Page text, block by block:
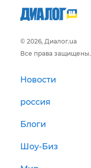
© 2026, Диалог.ua
Все права защищены.
Новости
россия
Блоги
Шоу-Биз